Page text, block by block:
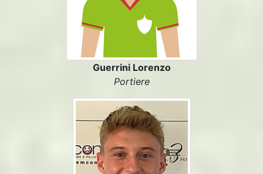
Guerrini Lorenzo
Portiere